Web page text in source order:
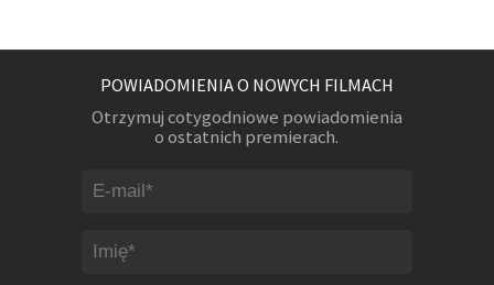
POWIADOMIENIA O NOWYCH FILMACH
Otrzymuj cotygodniowe powiadomienia
o ostatnich premierach.